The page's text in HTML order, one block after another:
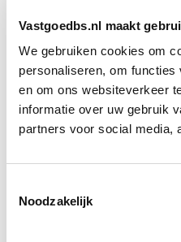
Vastgoedbs.nl maakt
We gebruiken cookies om
personaliseren, om
en om ons websiteverkeer
informatie over uw gebruik
partners voor social media,
Noodzakelijk
Marc Heijmans
Directeur & Senior
ingenieurs- en
op de gebruikers van
tevredenheid en wensen.